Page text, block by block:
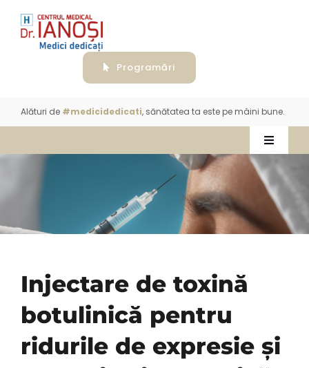
content
Programări
Alături de #medicidedicati, sănătatea ta este pe mâini bune.
Toggle
Prețuri
Pachete corporate
Injectare de toxină
botulinică pentru
ridurile de expresie și